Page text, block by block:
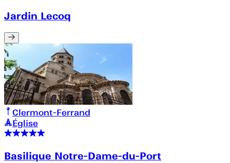
Jardin Lecoq
Clermont-Ferrand
Église
Basilique Notre-Dame-du-Port